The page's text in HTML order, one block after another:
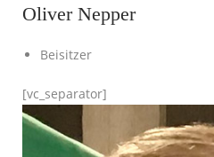
Oliver Nepper
Beisitzer
[vc_separator]